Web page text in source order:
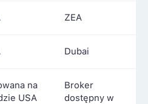
ZEA
Dubai
na
USA
Broker
dostępny w